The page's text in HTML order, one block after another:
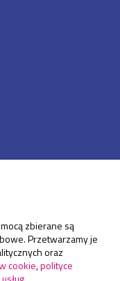
zbierane są
Przetwarzamy je
oraz
cookie,polityce